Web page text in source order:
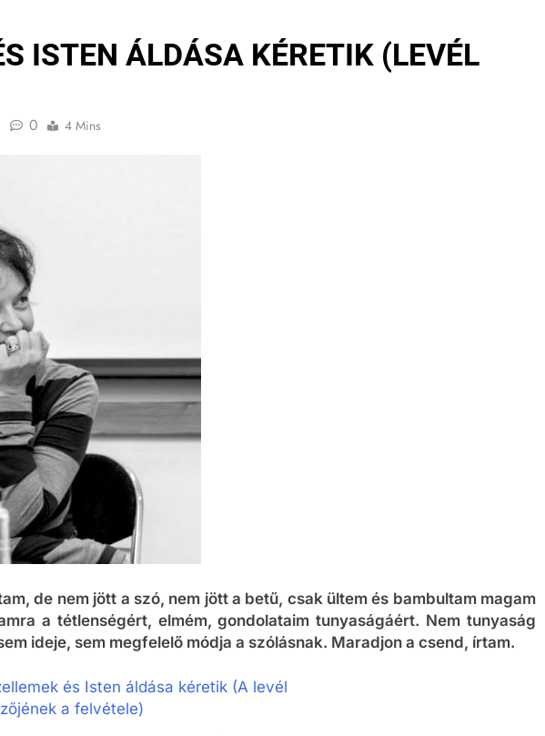
ISTEN ÁLDÁSA KÉRETIK (LEVÉL
0 4 Mins
de nem jött a szó, nem jött a betű, csak ültem és bambultam magam
a tétlenségért, elmém, gondolataim tunyaságáért. Nem tunyaság
ideje, sem megfelelő módja a szólásnak. Maradjon a csend, írtam.